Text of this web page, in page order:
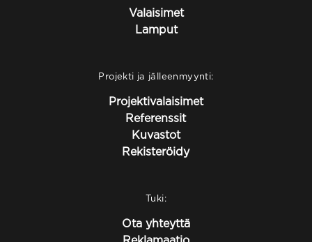
Valaisimet
Lamput
Projekti ja jälleenmyynti:
Projektivalaisimet
Referenssit
Kuvastot
Rekisteröidy
Tuki:
Ota yhteyttä